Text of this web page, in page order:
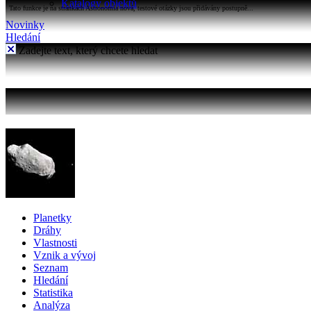
Katalogy objektů
Tato funkce je na stránkách Astronomia nová, testové otázky jsou přidávány postupně...
Novinky
Hledání
Zadejte text, který chcete hledat
Planetky
Dráhy
Vlastnosti
Vznik a vývoj
Seznam
Hledání
Statistika
Analýza